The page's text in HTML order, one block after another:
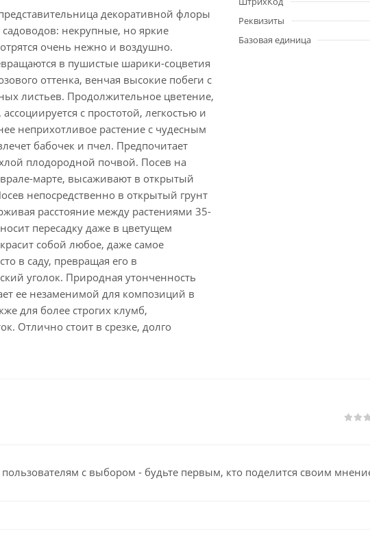
декоративной флоры
некрупные, но яркие
очень нежно и воздушно.
в пушистые шарики-соцветия
оттенка, венчая высокие побеги с
листьев. Продолжительное цветение,
с простотой, легкостью и
неприхотливое растение с чудесным
бабочек и пчел. Предпочитает
плодородной почвой. Посев на
марте, высаживают в открытый
непосредственно в открытый грунт
расстояние между растениями 35-
пересадку даже в цветущем
собой любое, даже самое
в саду, превращая его в
уголок. Природная утонченность
ее незаменимой для композиций в
для более строгих клумб,
Отлично стоит в срезке, долго
Реквизиты
Базовая единица
с выбором - будьте первым, кто поделится своим